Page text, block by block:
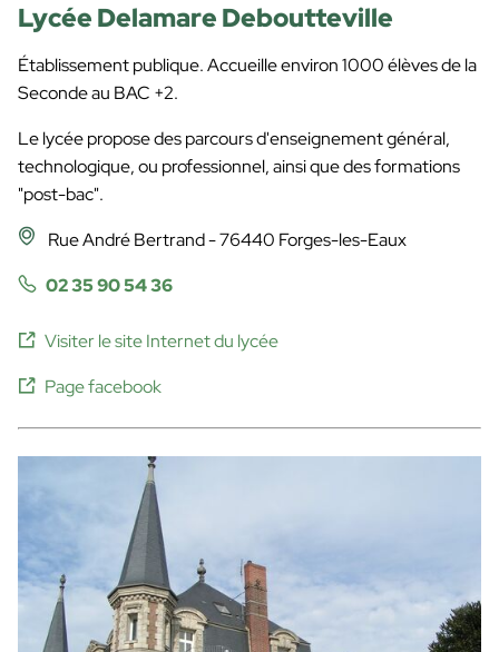
Lycée Delamare Deboutteville
Établissement publique. Accueille environ 1000 élèves de la
Seconde au BAC +2.
Le lycée propose des parcours d'enseignement général,
technologique, ou professionnel, ainsi que des formations
"post-bac".
Rue André Bertrand - 76440 Forges-les-Eaux
02 35 90 54 36
Visiter le site Internet du lycée
Page facebook